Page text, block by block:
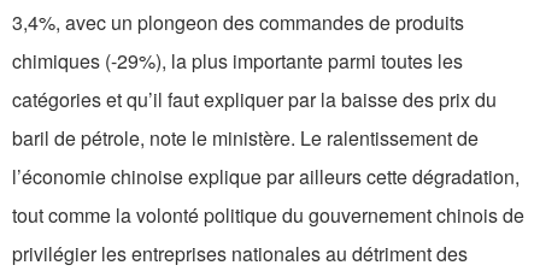
3,4%, avec un plongeon des commandes de produits
chimiques (-29%), la plus importante parmi toutes les
catégories et qu’il faut expliquer par la baisse des prix du
baril de pétrole, note le ministère. Le ralentissement de
l’économie chinoise explique par ailleurs cette dégradation,
tout comme la volonté politique du gouvernement chinois de
privilégier les entreprises nationales au détriment des